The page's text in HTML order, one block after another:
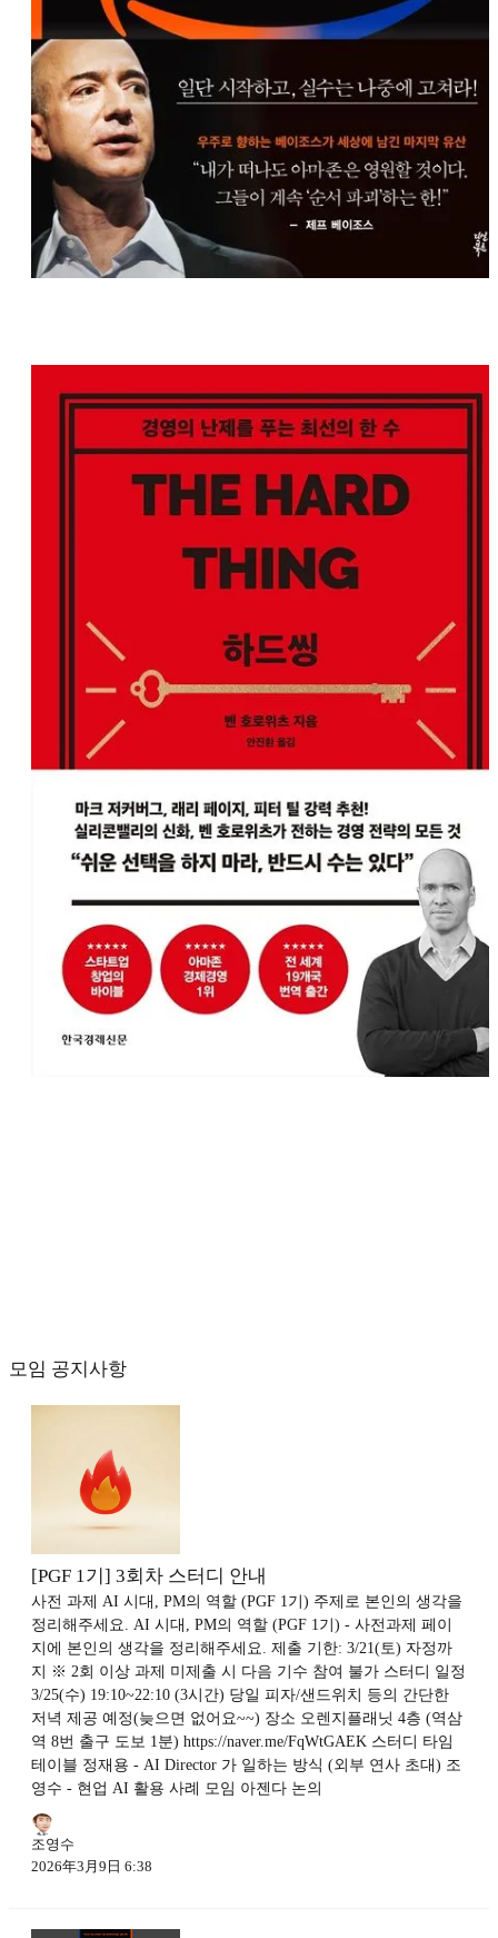
모임 공지사항
[PGF 1기] 3회차 스터디 안내
사전 과제 AI 시대, PM의 역할 (PGF 1기) 주제로 본인의 생각을
정리해주세요. AI 시대, PM의 역할 (PGF 1기) - 사전과제 페이
지에 본인의 생각을 정리해주세요. 제출 기한: 3/21(토) 자정까
지 ※ 2회 이상 과제 미제출 시 다음 기수 참여 불가 스터디 일정
3/25(수) 19:10~22:10 (3시간) 당일 피자/샌드위치 등의 간단한
저녁 제공 예정(늦으면 없어요~~) 장소 오렌지플래닛 4층 (역삼
역 8번 출구 도보 1분) https://naver.me/FqWtGAEK 스터디 타임
테이블 정재용 - AI Director 가 일하는 방식 (외부 연사 초대) 조
영수 - 현업 AI 활용 사례 모임 아젠다 논의
조영수
2026年3月9日 6:38